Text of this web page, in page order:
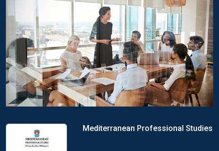
Mediterranean Professional Studies